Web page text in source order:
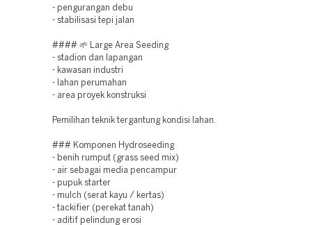
- pengurangan debu
- stabilisasi tepi jalan
#### 🌱 Large Area Seeding
- stadion dan lapangan
- kawasan industri
- lahan perumahan
- area proyek konstruksi
Pemilihan teknik tergantung kondisi lahan.
### Komponen Hydroseeding
- benih rumput (grass seed mix)
- air sebagai media pencampur
- pupuk starter
- mulch (serat kayu / kertas)
- tackifier (perekat tanah)
- aditif pelindung erosi